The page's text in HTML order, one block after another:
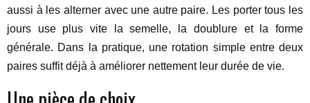
aussi à les alterner avec une autre paire. Les porter tous les
jours use plus vite la semelle, la doublure et la forme
générale. Dans la pratique, une rotation simple entre deux
paires suffit déjà à améliorer nettement leur durée de vie.